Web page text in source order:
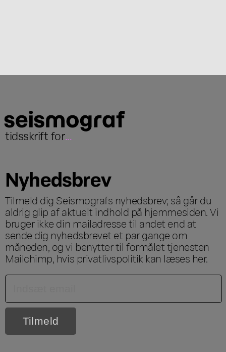
tidsskrift for...
Nyhedsbrev
Tilmeld dig Seismografs nyhedsbrev; så går du
aldrig glip af aktuelt indhold på hjemmesiden. Vi
bruger ikke din mailadresse til andet end at
sende dig nyhedsbrevet et par gange om
måneden, og vi benytter til formålet tjenesten
Mailchimp, hvis privatlivspolitik kan læses her.